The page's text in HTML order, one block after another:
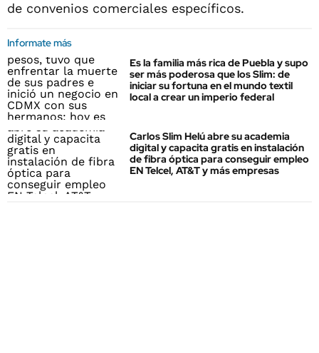
de convenios comerciales específicos.
Informate más
Es la familia más rica de Puebla y supo
ser más poderosa que los Slim: de
iniciar su fortuna en el mundo textil
local a crear un imperio federal
Carlos Slim Helú abre su academia
digital y capacita gratis en instalación
de fibra óptica para conseguir empleo
EN Telcel, AT&T y más empresas